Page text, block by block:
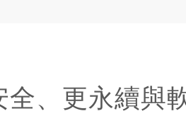
全、更永續與